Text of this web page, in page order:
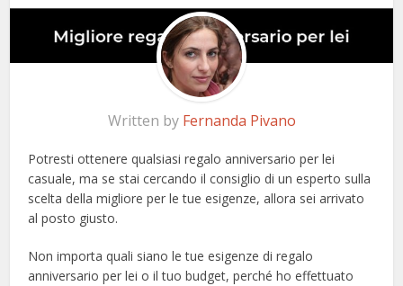
Written by Fernanda Pivano
Potresti ottenere qualsiasi regalo anniversario per lei
casuale, ma se stai cercando il consiglio di un esperto sulla
scelta della migliore per le tue esigenze, allora sei arrivato
al posto giusto.
Non importa quali siano le tue esigenze di regalo
anniversario per lei o il tuo budget, perché ho effettuato